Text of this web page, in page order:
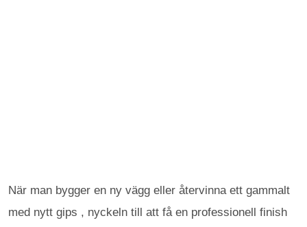
När man bygger en ny vägg eller återvinna ett gammalt
med nytt gips , nyckeln till att få en professionell finish